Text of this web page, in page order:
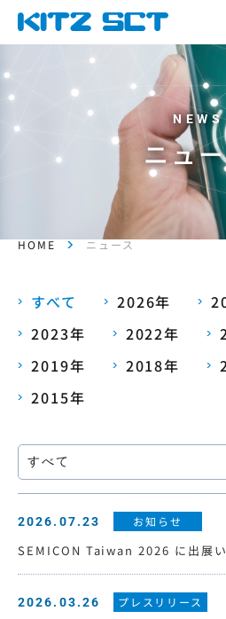
ログイン・新規
TOP
カタログ・図面DL
ニュース
お問い合わせ
資材調達
会員登録
プライバシーポリシー
サイトマップ
ニュ
HOME ニュース
すべて 2026年
2023年
2022年
2019年
2018年
2015年
2026.07.23 お知らせ
SEMICON Taiwan 2026 に出展
2026.03.26 プレスリリース